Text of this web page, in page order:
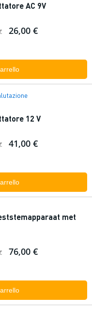
AC 9V
26,00 €
12 V
41,00 €
met
76,00 €